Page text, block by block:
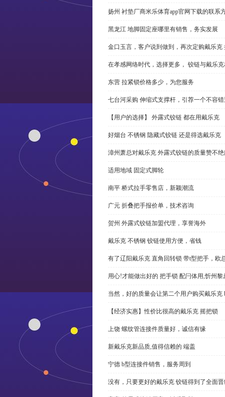
扬州 衬垫厂商米乐体育app官网下载的联系
黑龙江 地脚固定座哪里有销售，务实发展
金口玉言，客户说到做到，再次定购戴乐克
在孝感网络时代，选择更多， 铰链与戴乐
东营 拉紧锁价格多少，为您服务
七台河采购 伸缩式支撑杆，引荐一个不容
【用户的选择】 外露式铰链 都在用戴乐克
好烟台 不锈钢 隐藏式铰链 还是得选戴乐克
漳州萧总对戴乐克 外露式铰链的质量赞不
适用地域 固定式脚轮
南平 桥式拉手零售店，新颖潮流
广元 折叠把手报价单，技术咨询
贺州 外露式铰链加盟代理，享誉海外
戴乐克 不锈钢 铰链使用方便，省钱
有了辽阳戴乐克 直角回转锁 带t型把手，欧
用心!才能做出好的 把手锁 配闩体用,忻州黎
当然，好的质量会让第二个用户购买戴乐克
【经济实惠】性价比很高的戴乐克 摇把锁
上饶 螺纹管连接件质量好，诚信有缘
新戴乐克新品质,值得信赖的 端盖
宁德 b型连接件销售，服务周到
没有，只要更好的戴乐克 铰链得到了全面